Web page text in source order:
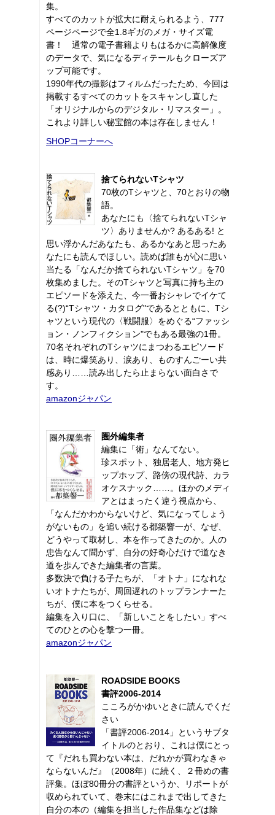
集。
すべてのカットが拡大に耐えられるよう、777
ページページで全1.8ギガのメガ・サイズ電
書！ 通常の電子書籍よりもはるかに高解像度
のデータで、気になるディテールもクローズア
ップ可能です。
1990年代の撮影はフィルムだったため、今回は
掲載するすべてのカットをスキャンし直した
「オリジナルからのデジタル・リマスター」。
これより詳しい秘宝館の本は存在しません！
SHOPコーナーへ
捨てられないTシャツ
70枚のTシャツと、70とおりの物
語。
あなたにも〈捨てられないTシャ
ツ〉ありませんか? あるある! と
思い浮かんだあなたも、あるかなあと思ったあ
なたにも読んでほしい。読めば誰もが心に思い
当たる「なんだか捨てられないTシャツ」を70
枚集めました。そのTシャツと写真に持ち主の
エピソードを添えた、今一番おシャレでイケて
る(?)“Tシャツ・カタログ"であるとともに、Tシ
ャツという現代の〈戦闘服〉をめぐる“ファッシ
ョン・ノンフィクション"でもある最強の1冊。
70名それぞれのTシャツにまつわるエピソード
は、時に爆笑あり、涙あり、ものすんごーい共
感あり……読み出したら止まらない面白さで
す。
amazonジャパン
圏外編集者
編集に「術」なんてない。
珍スポット、独居老人、地方発ヒ
ップホップ、路傍の現代詩、カラ
オケスナック……。ほかのメディ
アとはまったく違う視点から、
「なんだかわからないけど、気になってしょう
がないもの」を追い続ける都築響一が、なぜ、
どうやって取材し、本を作ってきたのか。人の
忠告なんて聞かず、自分の好奇心だけで道なき
道を歩んできた編集者の言葉。
多数決で負ける子たちが、「オトナ」になれな
いオトナたちが、周回遅れのトップランナーた
ちが、僕に本をつくらせる。
編集を入り口に、「新しいことをしたい」すべ
てのひとの心を撃つ一冊。
amazonジャパン
ROADSIDE BOOKS
書評2006-2014
こころがかゆいときに読んでくだ
さい
「書評2006-2014」というサブタ
イトルのとおり、これは僕にとっ
て『だれも買わない本は、だれかが買わなきゃ
ならないんだ』（2008年）に続く、２冊めの書
評集。ほぼ80冊分の書評というか、リポートが
収められていて、巻末にはこれまで出してきた
自分の本の（編集を担当した作品集などは除